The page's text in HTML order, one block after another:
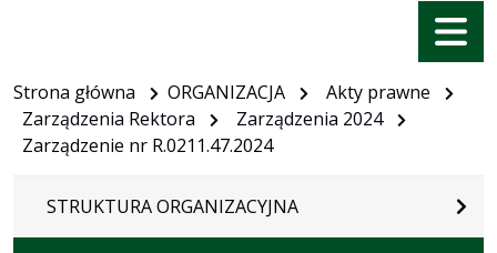
Menu
Strona główna ORGANIZACJA
Akty prawne
Zarządzenia Rektora
Zarządzenia 2024
Zarządzenie nr R.0211.47.2024
STRUKTURA ORGANIZACYJNA